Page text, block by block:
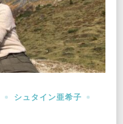
シュタイン亜希子